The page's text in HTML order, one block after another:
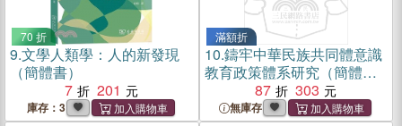
70 折
9.文學人類學：人的新發現
（簡體書）
7
201
庫存：3
滿額折
10.鑄牢中華民族共同體意識
教育政策體系研究（簡體
87 303
無庫存